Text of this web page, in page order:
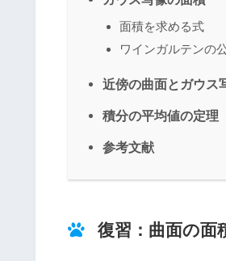
面積を求める式
ワインガルテンの
近傍の曲面とガウス
積分の平均値の定理
参考文献
復習：曲面の面